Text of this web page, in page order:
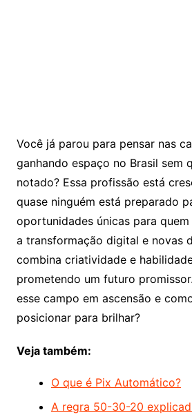
Você já parou para pensar nas
ganhando espaço no Brasil sem
notado? Essa profissão está
quase ninguém está preparado
oportunidades únicas para
a transformação digital e novas
combina criatividade e
prometendo um futuro
esse campo em ascensão e
posicionar para brilhar?
Veja também:
O que é Pix Automático?
A regra 50-30-20